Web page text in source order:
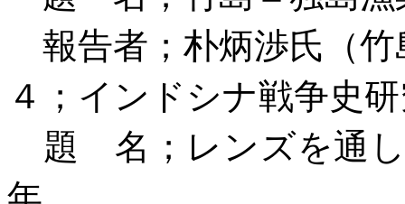
報告者；朴炳渉氏（
４；インドシナ戦争史
題 名；レンズを通し